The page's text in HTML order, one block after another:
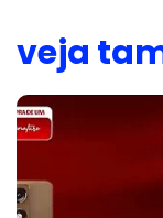
veja